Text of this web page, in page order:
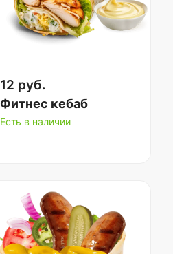
12 руб.
Фитнес кебаб
Есть в наличии